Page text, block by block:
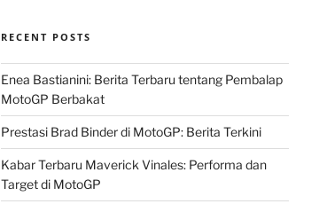
RECENT POSTS
Enea Bastianini: Berita Terbaru tentang Pembalap
MotoGP Berbakat
Prestasi Brad Binder di MotoGP: Berita Terkini
Kabar Terbaru Maverick Vinales: Performa dan
Target di MotoGP